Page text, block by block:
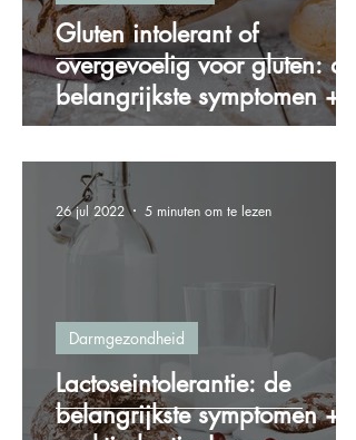
Gluten intolerant of
overgevoelig voor gluten: de
belangrijkste symptomen + 4
praktische tips!
Lactoseintolerantie: de
belangrijkste symptomen + 5
Darmgezondheid
26 jul 2022 5 minuten om te lezen